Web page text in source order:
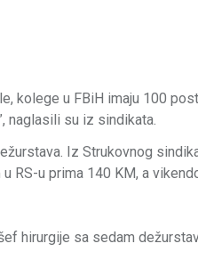
kolege u FBiH imaju 100
naglasili su iz sindikata.
Iz Strukovnog
RS-u prima 140 KM, a
hirurgije sa sedam